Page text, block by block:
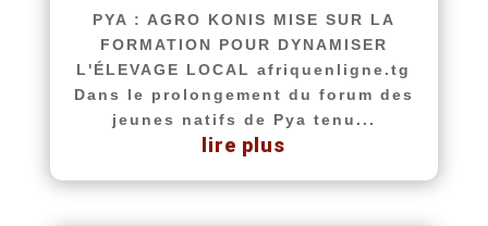
PYA : AGRO KONIS MISE SUR LA
FORMATION POUR DYNAMISER
L'ÉLEVAGE LOCAL afriquenligne.tg
Dans le prolongement du forum des
jeunes natifs de Pya tenu...
lire plus